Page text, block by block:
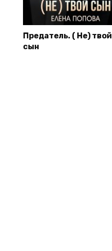
Предатель. ( Не) твой
сын